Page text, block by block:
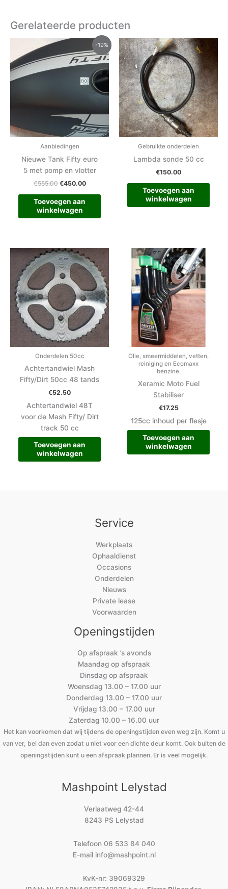
Gerelateerde producten
-19%
Aanbiedingen
Nieuwe Tank Fifty euro
5 met pomp en vlotter
€555.00
Oorspronkelijke
was:
€555.00.
€450.00
Huidige
prijs
is:
€450.00.
Toevoegen aan
winkelwagen
Gebruikte onderdelen
Lambda sonde 50 cc
€150.00
Toevoegen aan
winkelwagen
Onderdelen 50cc
Achtertandwiel Mash
Fifty/Dirt 50cc 48 tands
€52.50
Achtertandwiel 48T
voor de Mash Fifty/ Dirt
track 50 cc
Toevoegen aan
winkelwagen
Olie, smeermiddelen, vetten,
reiniging en Ecomaxx
benzine.
Xeramic Moto Fuel
Stabiliser
€17.25
125cc inhoud per flesje
Toevoegen aan
winkelwagen
Service
Werkplaats
Ophaaldienst
Occasions
Onderdelen
Nieuws
Private lease
Voorwaarden
Openingstijden
Op afspraak ’s avonds
Maandag op afspraak
Dinsdag op afspraak
Woensdag 13.00 – 17.00 uur
Donderdag 13.00 – 17.00 uur
Vrijdag 13.00 – 17.00 uur
Zaterdag 10.00 – 16.00 uur
Het kan voorkomen dat wij tijdens de openingstijden even weg zijn. Komt u
van ver, bel dan even zodat u niet voor een dichte deur komt. Ook buiten de
openingstijden kunt u een afspraak plannen. Er is veel mogelijk.
Mashpoint Lelystad
Verlaatweg 42-44
8243 PS Lelystad
Telefoon 06 533 84 040
E-mail info@mashpoint.nl
KvK-nr: 39069329